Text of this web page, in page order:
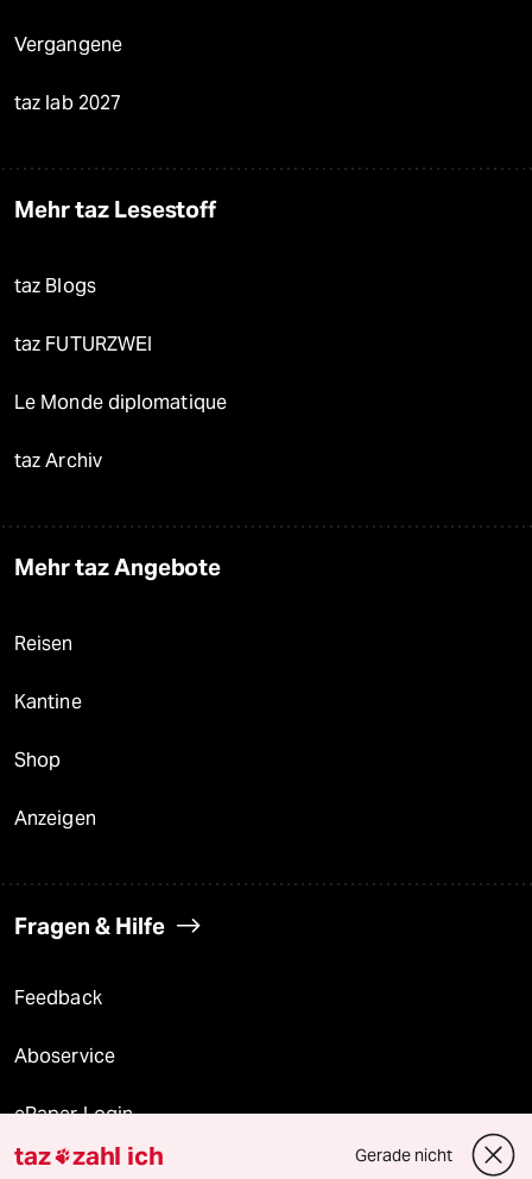
Vergangene
taz lab 2027
Mehr taz Lesestoff
taz Blogs
taz FUTURZWEI
Le Monde diplomatique
taz Archiv
Mehr taz Angebote
Reisen
Kantine
Shop
Anzeigen
Fragen & Hilfe
Feedback
Aboservice
ePaper Login
Downloads für Abonnierende
taz zahl ich Gerade nicht